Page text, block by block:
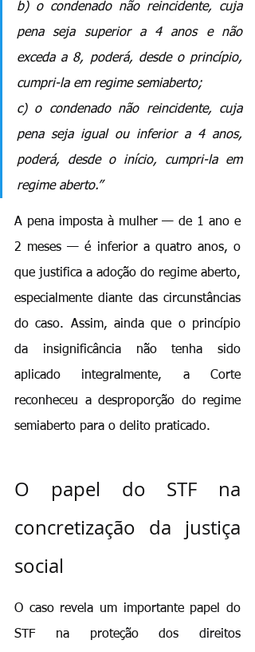
b) o condenado não reincidente, cuja
pena seja superior a 4 anos e não
exceda a 8, poderá, desde o princípio,
cumpri-la em regime semiaberto;
c) o condenado não reincidente, cuja
pena seja igual ou inferior a 4 anos,
poderá, desde o início, cumpri-la em
regime aberto.”
A pena imposta à mulher — de 1 ano e
2 meses — é inferior a quatro anos, o
que justifica a adoção do regime aberto,
especialmente diante das circunstâncias
do caso. Assim, ainda que o princípio
da insignificância não tenha sido
aplicado integralmente, a Corte
reconheceu a desproporção do regime
semiaberto para o delito praticado.
O papel do STF na
concretização da justiça
social
O caso revela um importante papel do
STF na proteção dos direitos